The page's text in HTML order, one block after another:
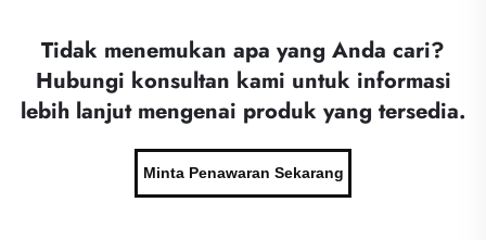
Tidak menemukan apa yang Anda cari?
Hubungi konsultan kami untuk informasi
lebih lanjut mengenai produk yang tersedia.
Minta Penawaran Sekarang